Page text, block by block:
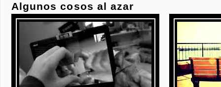
Algunos cosos al azar